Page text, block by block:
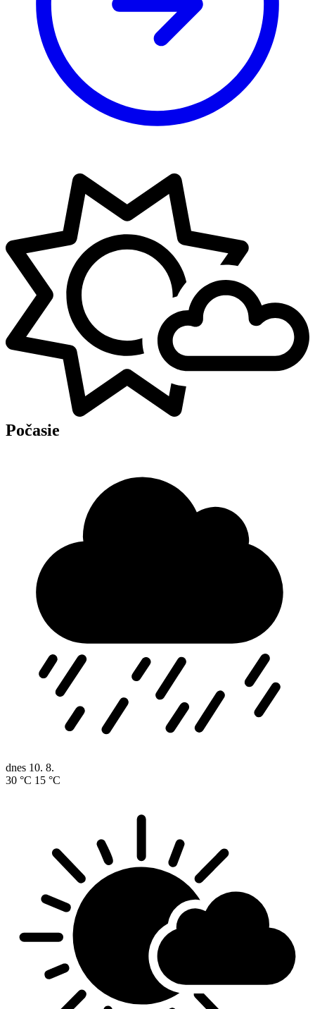
Počasie
dnes 10. 8.
30 °C 15 °C